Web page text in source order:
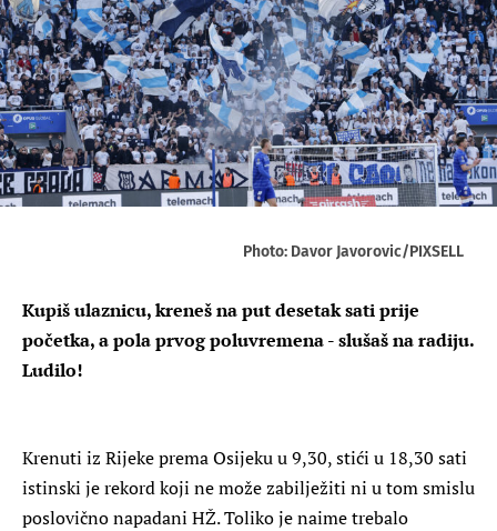
Photo: Davor Javorovic/PIXSELL
Kupiš ulaznicu, kreneš na put desetak sati prije
početka, a pola prvog poluvremena - slušaš na radiju.
Ludilo!
Krenuti iz Rijeke prema Osijeku u 9,30, stići u 18,30 sati
istinski je rekord koji ne može zabilježiti ni u tom smislu
poslovično napadani HŽ. Toliko je naime trebalo